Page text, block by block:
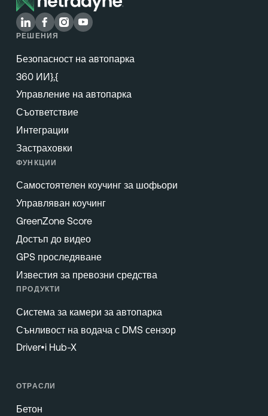
РЕШЕНИЯ
Безопасност на автопарка
360 ИИ},{
Управление на автопарка
Съответствие
Интеграции
Застраховки
ФУНКЦИИ
Самостоятелен коучинг за шофьори
Управляван коучинг
GreenZone Score
Достъп до видео
GPS проследяване
Известия за превозни средства
ПРОДУКТИ
Система за камери за автопарка
Сънливост на водача с DMS сензор
Driver•i Hub-X
ОТРАСЛИ
Бетон